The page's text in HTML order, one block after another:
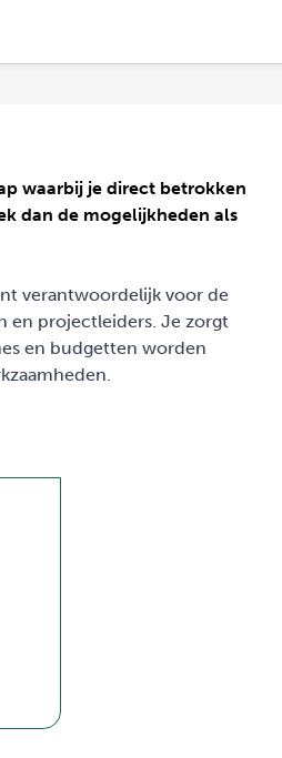
waarbij je direct betrokken
dan de mogelijkheden als
verantwoordelijk voor de
en projectleiders. Je zorgt
en budgetten worden